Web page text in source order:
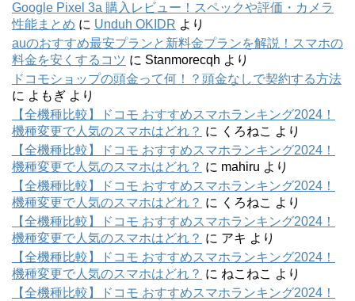
Google Pixel 3a 購入レビュー！スペックや評価・カメラ
性能まとめ に Unduh OKIDR より
auのおすすめ最安プランと新料金プランを解説！スマホの
料金を安くするコツ に Stanmorecqh より
ドコモショップの頭金って何！？頭金なしで契約する方法
に よもぎ より
【全機種比較】ドコモ おすすめスマホランキング2024！
機種変更で人気のスマホはどれ？ に くろねこ より
【全機種比較】ドコモ おすすめスマホランキング2024！
機種変更で人気のスマホはどれ？ に mahiru より
【全機種比較】ドコモ おすすめスマホランキング2024！
機種変更で人気のスマホはどれ？ に くろねこ より
【全機種比較】ドコモ おすすめスマホランキング2024！
機種変更で人気のスマホはどれ？ に アキ より
【全機種比較】ドコモ おすすめスマホランキング2024！
機種変更で人気のスマホはどれ？ に ねこねこ より
【全機種比較】ドコモ おすすめスマホランキング2024！